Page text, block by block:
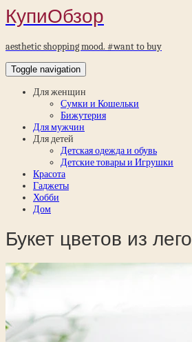
КупиОбзор
aesthetic shopping mood. #want to buy
Toggle navigation
Для женщин
Сумки и Кошельки
Бижутерия
Для мужчин
Для детей
Детская одежда и обувь
Детские товары и Игрушки
Красота
Гаджеты
Хобби
Дом
Букет цветов из лего